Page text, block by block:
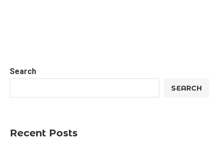
Search
SEARCH
Recent Posts